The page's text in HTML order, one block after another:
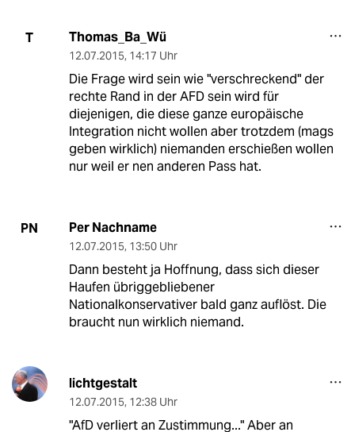
T Thomas_Ba_Wü
12.07.2015, 14:17 Uhr
Die Frage wird sein wie "verschreckend" der
rechte Rand in der AFD sein wird für
diejenigen, die diese ganze europäische
Integration nicht wollen aber trotzdem (mags
geben wirklich) niemanden erschießen wollen
nur weil er nen anderen Pass hat.
PN Per Nachname
12.07.2015, 13:50 Uhr
Dann besteht ja Hoffnung, dass sich dieser
Haufen übriggebliebener
Nationalkonservativer bald ganz auflöst. Die
braucht nun wirklich niemand.
lichtgestalt
12.07.2015, 12:38 Uhr
"AfD verliert an Zustimmung..." Aber an